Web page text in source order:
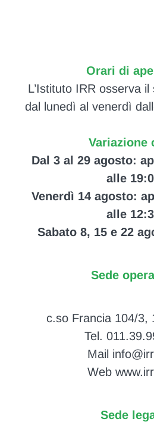
Orari di
L’Istituto IRR osserva
dal lunedì al venerdì
Variazione
Dal 3 al 29 agosto:
alle
Venerdì 14 agosto:
alle
Sabato 8, 15 e 22
Sede
c.so Francia 104/3,
Tel.
Mail
Web
Sede